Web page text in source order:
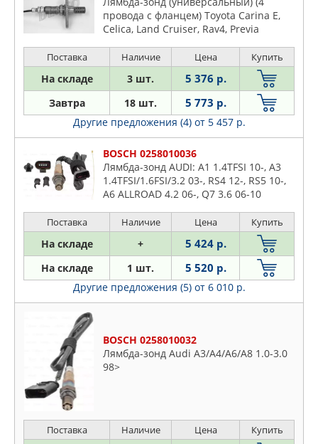
STARTVOLT
STELLOX
SUBARU
SUZUKI
SWAG
TATSUMI
TOYOTA
TRANSMASTER UNIVERSAL
UAZ
VAG
VERNET
VIKA
WEEN
провода с фланцем) Toyota Carina E,
Celica, Land Cruiser, Rav4, Previa
Поставка Наличие Цена Купить
На складе 3 шт. 5 376 р.
Завтра 18 шт. 5 773 р.
Другие предложения (4) от 5 457 р.
BOSCH 0258010036
Лямбда-зонд AUDI: A1 1.4TFSI 10-, A3
1.4TFSI/1.6FSI/3.2 03-, RS4 12-, RS5 10-,
A6 ALLROAD 4.2 06-, Q7 3.6 06-10
Поставка Наличие Цена Купить
На складе + 5 424 р.
На складе 1 шт. 5 520 р.
Другие предложения (5) от 6 010 р.
BOSCH 0258010032
Лямбда-зонд Audi A3/A4/A6/A8 1.0-3.0
98>
Поставка Наличие Цена Купить